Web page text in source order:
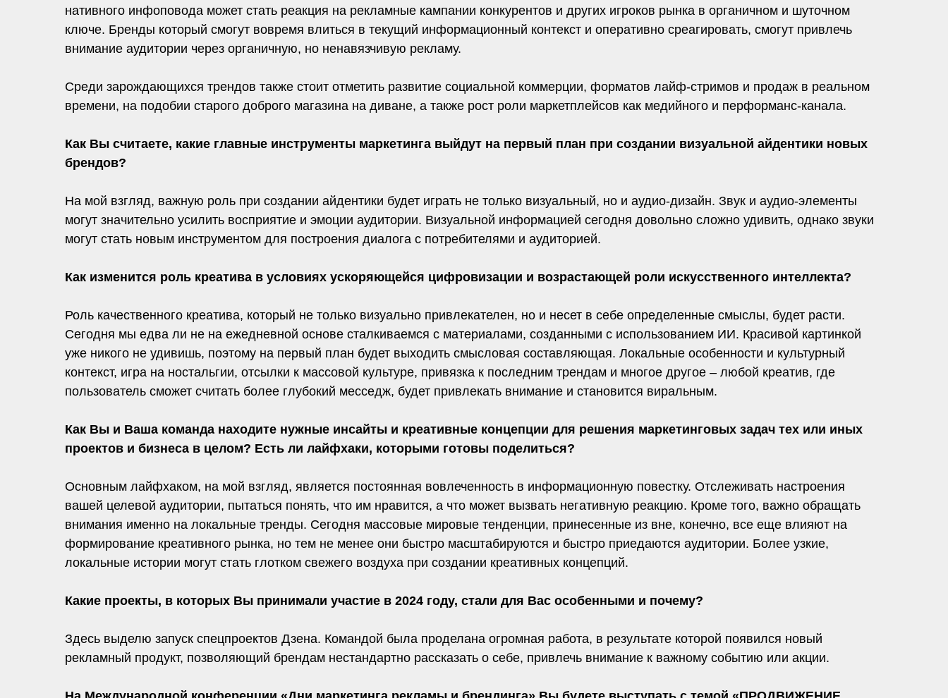
нативного инфоповода может стать реакция на рекламные кампании конкурентов и других игроков рынка в органичном и шуточном
ключе. Бренды который смогут вовремя влиться в текущий информационный контекст и оперативно среагировать, смогут привлечь
внимание аудитории через органичную, но ненавязчивую рекламу.
Среди зарождающихся трендов также стоит отметить развитие социальной коммерции, форматов лайф-стримов и продаж в реальном
времени, на подобии старого доброго магазина на диване, а также рост роли маркетплейсов как медийного и перформанс-канала.
Как Вы считаете, какие главные инструменты маркетинга выйдут на первый план при создании визуальной айдентики новых
брендов?
На мой взгляд, важную роль при создании айдентики будет играть не только визуальный, но и аудио-дизайн. Звук и аудио-элементы
могут значительно усилить восприятие и эмоции аудитории. Визуальной информацией сегодня довольно сложно удивить, однако звуки
могут стать новым инструментом для построения диалога с потребителями и аудиторией.
Как изменится роль креатива в условиях ускоряющейся цифровизации и возрастающей роли искусственного интеллекта?
Роль качественного креатива, который не только визуально привлекателен, но и несет в себе определенные смыслы, будет расти.
Сегодня мы едва ли не на ежедневной основе сталкиваемся с материалами, созданными с использованием ИИ. Красивой картинкой
уже никого не удивишь, поэтому на первый план будет выходить смысловая составляющая. Локальные особенности и культурный
контекст, игра на ностальгии, отсылки к массовой культуре, привязка к последним трендам и многое другое – любой креатив, где
пользователь сможет считать более глубокий месседж, будет привлекать внимание и становится виральным.
Как Вы и Ваша команда находите нужные инсайты и креативные концепции для решения маркетинговых задач тех или иных
проектов и бизнеса в целом? Есть ли лайфхаки, которыми готовы поделиться?
Основным лайфхаком, на мой взгляд, является постоянная вовлеченность в информационную повестку. Отслеживать настроения
вашей целевой аудитории, пытаться понять, что им нравится, а что может вызвать негативную реакцию. Кроме того, важно обращать
внимания именно на локальные тренды. Сегодня массовые мировые тенденции, принесенные из вне, конечно, все еще влияют на
формирование креативного рынка, но тем не менее они быстро масштабируются и быстро приедаются аудитории. Более узкие,
локальные истории могут стать глотком свежего воздуха при создании креативных концепций.
Какие проекты, в которых Вы принимали участие в 2024 году, стали для Вас особенными и почему?
Здесь выделю запуск спецпроектов Дзена. Командой была проделана огромная работа, в результате которой появился новый
рекламный продукт, позволяющий брендам нестандартно рассказать о себе, привлечь внимание к важному событию или акции.